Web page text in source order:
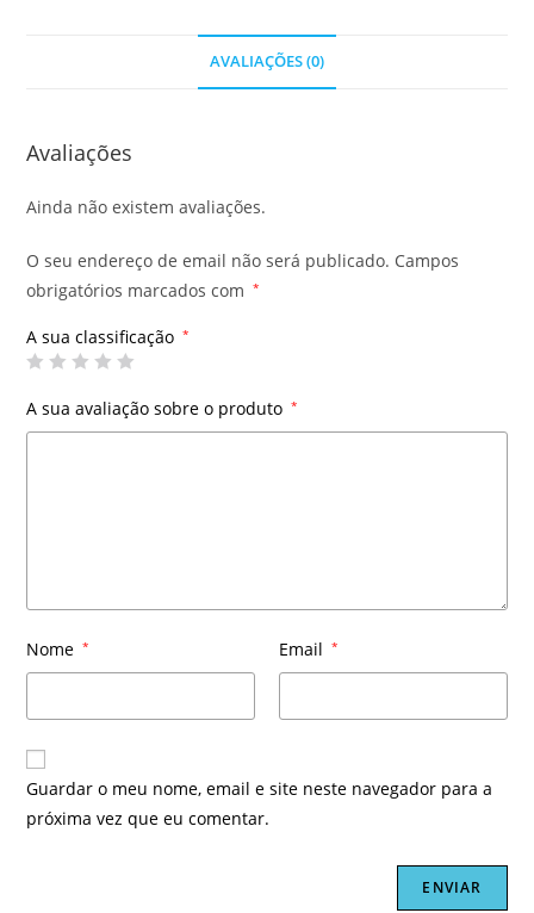
AVALIAÇÕES (0)
Avaliações
Ainda não existem avaliações.
O seu endereço de email não será publicado. Campos
obrigatórios marcados com
*
A sua classificação *
A sua avaliação sobre o produto *
Nome * Email *
Guardar o meu nome, email e site neste navegador para a
próxima vez que eu comentar.